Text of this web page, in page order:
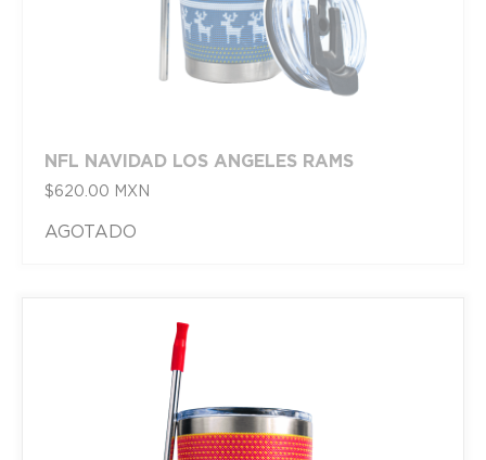
NFL NAVIDAD LOS ANGELES RAMS
$620.00 MXN
AGOTADO